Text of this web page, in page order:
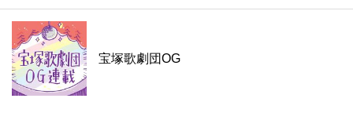
宝塚歌劇団OG